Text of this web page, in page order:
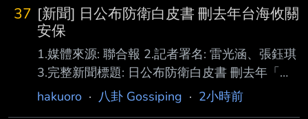
37 [新聞] 日公布防衛白皮書 刪去年台海攸關
安保
1.媒體來源: 聯合報 2.記者署名: 雷光涵、張鈺琪
3.完整新聞標題: 日公布防衛白皮書 刪去年「台
海攸關安保」 4.完整新聞內文: 日本防衛省四日
hakuoro · 八卦 Gossiping · 2小時前